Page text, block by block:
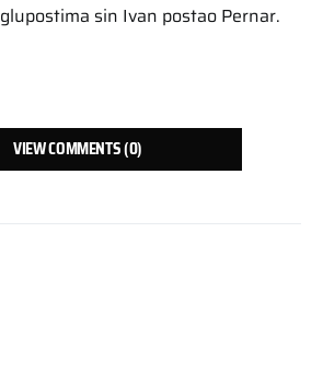
sin Ivan postao Pernar.
VIEW COMMENTS (0)